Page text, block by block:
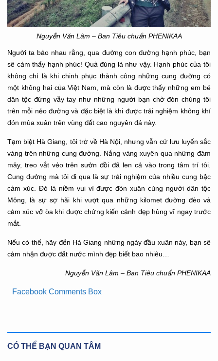
Nguyễn Văn Lâm – Ban Tiêu chuẩn PHENIKAA
Người ta bảo nhau rằng, qua đường con đường hạnh phúc, bạn
sẽ cảm thấy hạnh phúc! Quả đúng là như vậy. Hạnh phúc của tôi
không chỉ là khi chinh phục thành công những cung đường có
một không hai của Việt Nam, mà còn là được thấy những em bé
dân tộc đứng vẫy tay như những người bạn chờ đón chúng tôi
trên mỗi nẻo đường và đặc biệt là khi được trải nghiệm không khí
đón mùa xuân trên vùng đất cao nguyên đá này.
Tạm biệt Hà Giang, tôi trở về Hà Nội, nhưng vẫn cứ lưu luyến sắc
vàng trên những cung đường. Nắng vàng xuyên qua những đám
mây, treo vắt vẻo trên sườn đồi đã len cả vào trong tâm trí tôi.
Cung đường mà tôi đi qua là sự trải nghiệm của nhiều cung bậc
cảm xúc. Đó là niềm vui vì được đón xuân cùng người dân tộc
Mông, là sự sợ hãi khi vượt qua những kilomet đường đèo và
cảm xúc vỡ òa khi được chứng kiến cảnh đẹp hùng vĩ ngay trước
mắt.
Nếu có thể, hãy đến Hà Giang những ngày đầu xuân này, bạn sẽ
cảm nhận được đất nước mình đẹp biết bao nhiêu…
Nguyễn Văn Lâm – Ban Tiêu chuẩn PHENIKAA
Facebook Comments Box
CÓ THỂ BẠN QUAN TÂM